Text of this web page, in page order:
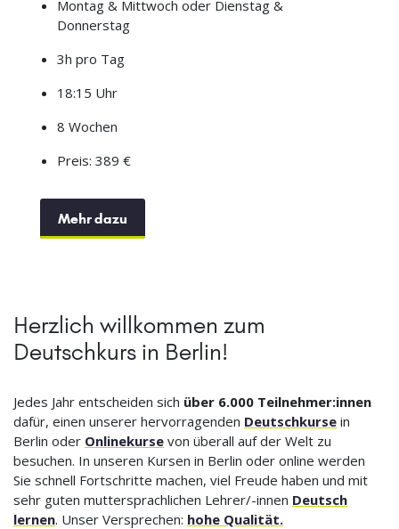
Montag & Mittwoch oder Dienstag &
Donnerstag
3h pro Tag
18:15 Uhr
8 Wochen
Preis: 389 €
Mehr dazu
Herzlich willkommen zum
Deutschkurs in Berlin!
Jedes Jahr entscheiden sich über 6.000 Teilnehmer:innen
dafür, einen unserer hervorragenden Deutschkurse in
Berlin oder Onlinekurse von überall auf der Welt zu
besuchen. In unseren Kursen in Berlin oder online werden
Sie schnell Fortschritte machen, viel Freude haben und mit
sehr guten muttersprachlichen Lehrer/-innen Deutsch
lernen. Unser Versprechen: hohe Qualität.